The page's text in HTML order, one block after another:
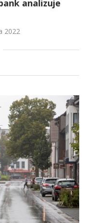
analizuje
2022